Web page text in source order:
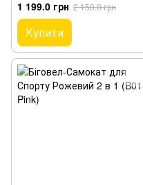
1 199.0 грн 2 150.0 грн
Купити